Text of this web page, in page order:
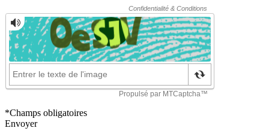
*Champs obligatoires
Envoyer